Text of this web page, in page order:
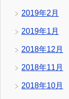
2019年2月
2019年1月
2018年12月
2018年11月
2018年10月